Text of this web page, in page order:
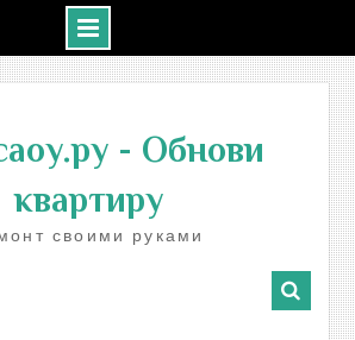
- Обнови
квартиру
своими руками